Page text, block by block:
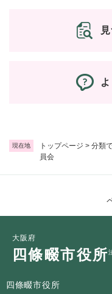
現在地 トップページ > 分類
員会
大阪府
四條畷市役所
四條畷市役所